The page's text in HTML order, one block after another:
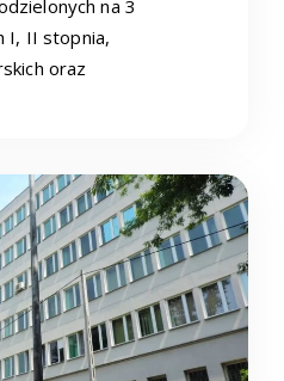
na 3
I, II stopnia,
oraz